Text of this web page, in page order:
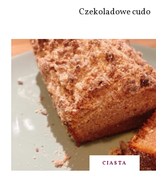
Czekoladowe cudo
CIASTA